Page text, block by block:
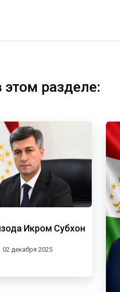
разделе:
Икром Субхон
02 декабря 2025